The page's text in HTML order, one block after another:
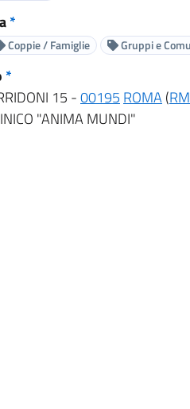
*
Coppie / Famiglie Gruppi e
*
15 -00195 ROMA(RM
"ANIMA MUNDI"